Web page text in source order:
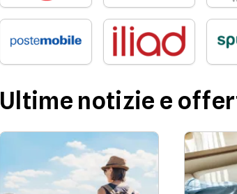
Ultime notizie e